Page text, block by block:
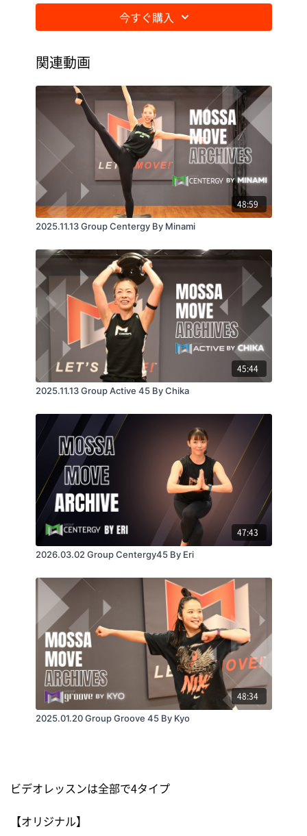
・視聴・閲覧に関する通信費用はお客様のご負担にな
定されるため、スマートフォンの場合はWi-Fiのご利用
を推奨します。
・インターネット回線の接続が不安定な場合は配信動
画のクオリティを保証できません。
・最善の準備を行いライブ配信を実施致しますが、生
配信である特性上、不慮の障害で一時停止や映像の乱
れなどが起こる可能性がありますことをご了承くださ
【視聴推奨環境】
[Windows]
OS：最新版
[Mac]
OS：最新版
[Android]
最新バージョン
[iOS]
今すぐ購入
関連動画
48:59
2025.11.13 Group Centergy By Minami
45:44
2025.11.13 Group Active 45 By Chika
47:43
2026.03.02 Group Centergy45 By Eri
48:34
2025.01.20 Group Groove 45 By Kyo
ビデオレッスンは全部で4タイプ
【オリジナル】